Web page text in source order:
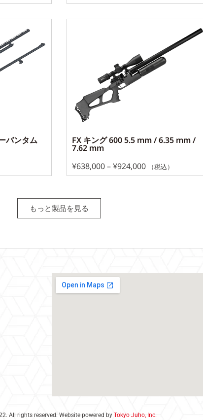
バンタム FX キング 600 5.5 mm / 6.35 mm /
7.62 mm
¥638,000–¥924,000 （税込）
もっと製品を見る
All rights reserved. Website powered by Tokyo Juho, Inc.